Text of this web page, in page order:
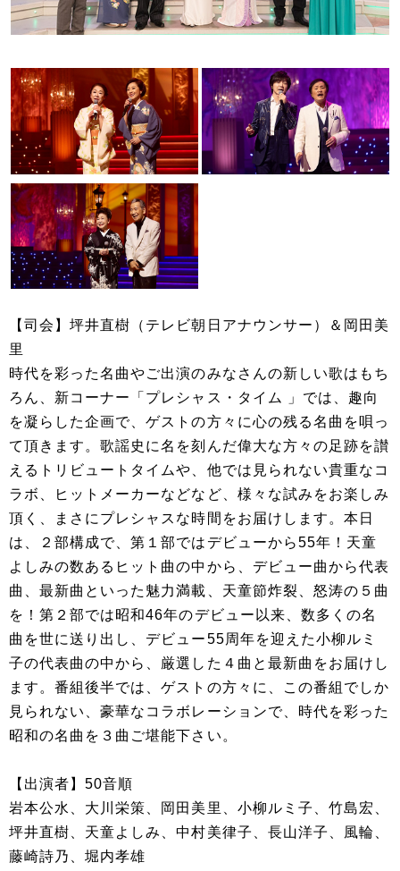
【司会】坪井直樹（テレビ朝日アナウンサー）＆岡田美
里
時代を彩った名曲やご出演のみなさんの新しい歌はもち
ろん、新コーナー「プレシャス・タイム 」では、趣向
を凝らした企画で、ゲストの方々に心の残る名曲を唄っ
て頂きます。歌謡史に名を刻んだ偉大な方々の足跡を讃
えるトリビュートタイムや、他では見られない貴重なコ
ラボ、ヒットメーカーなどなど、様々な試みをお楽しみ
頂く、まさにプレシャスな時間をお届けします。本日
は、２部構成で、第１部ではデビューから55年！天童
よしみの数あるヒット曲の中から、デビュー曲から代表
曲、最新曲といった魅力満載、天童節炸裂、怒涛の５曲
を！第２部では昭和46年のデビュー以来、数多くの名
曲を世に送り出し、デビュー55周年を迎えた小柳ルミ
子の代表曲の中から、厳選した４曲と最新曲をお届けし
ます。番組後半では、ゲストの方々に、この番組でしか
見られない、豪華なコラボレーションで、時代を彩った
昭和の名曲を３曲ご堪能下さい。
【出演者】50音順
岩本公水、大川栄策、岡田美里、小柳ルミ子、竹島宏、
坪井直樹、天童よしみ、中村美律子、長山洋子、風輪、
藤崎詩乃、堀内孝雄